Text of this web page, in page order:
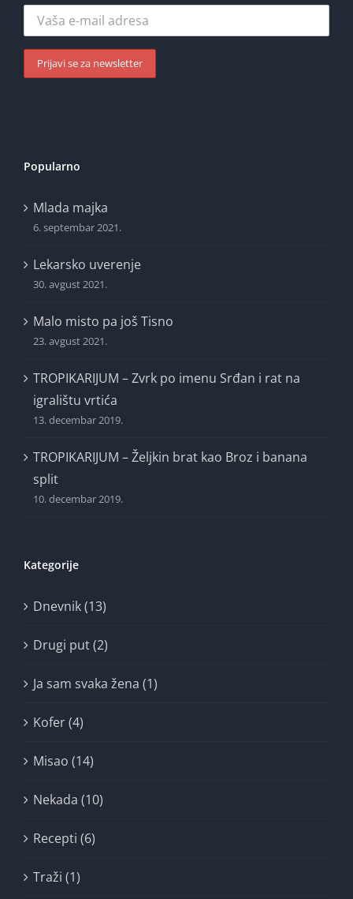
Popularno
Mlada majka
6. septembar 2021.
Lekarsko uverenje
30. avgust 2021.
Malo misto pa još Tisno
23. avgust 2021.
TROPIKARIJUM – Zvrk po imenu Srđan i rat na
igralištu vrtića
13. decembar 2019.
TROPIKARIJUM – Željkin brat kao Broz i banana
split
10. decembar 2019.
Kategorije
Dnevnik (13)
Drugi put (2)
Ja sam svaka žena (1)
Kofer (4)
Misao (14)
Nekada (10)
Recepti (6)
Traži (1)